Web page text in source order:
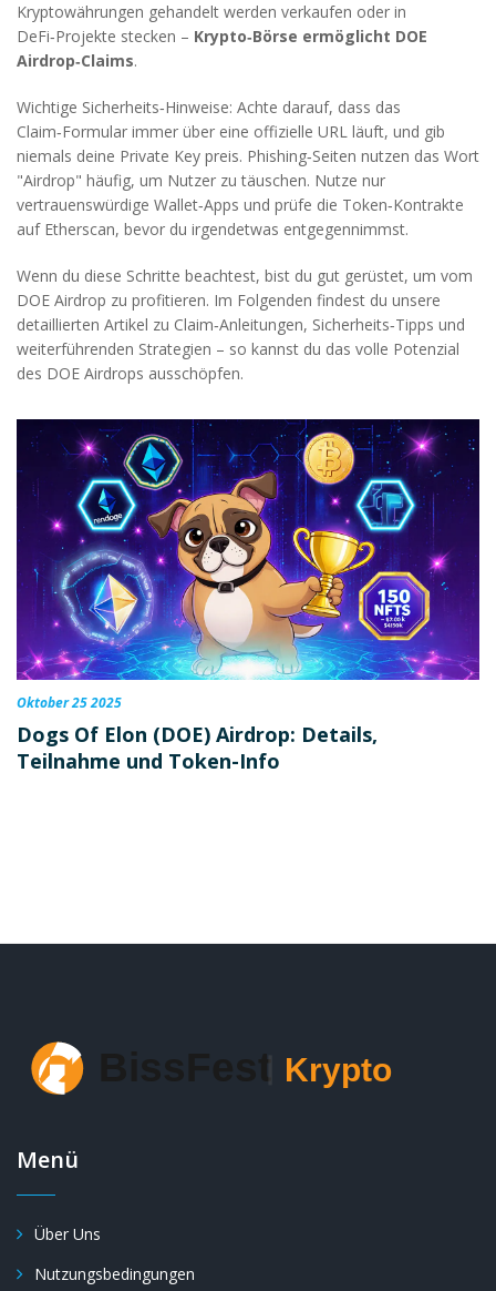
Kryptowährungen gehandelt werden verkaufen oder in
DeFi‑Projekte stecken – Krypto‑Börse ermöglicht DOE
Airdrop‑Claims.
Wichtige Sicherheits‑Hinweise: Achte darauf, dass das
Claim‑Formular immer über eine offizielle URL läuft, und gib
niemals deine Private Key preis. Phishing‑Seiten nutzen das Wort
"Airdrop" häufig, um Nutzer zu täuschen. Nutze nur
vertrauenswürdige Wallet‑Apps und prüfe die Token‑Kontrakte
auf Etherscan, bevor du irgendetwas entgegennimmst.
Wenn du diese Schritte beachtest, bist du gut gerüstet, um vom
DOE Airdrop zu profitieren. Im Folgenden findest du unsere
detaillierten Artikel zu Claim‑Anleitungen, Sicherheits‑Tipps und
weiterführenden Strategien – so kannst du das volle Potenzial
des DOE Airdrops ausschöpfen.
Oktober 25 2025
Dogs Of Elon (DOE) Airdrop: Details,
Teilnahme und Token-Info
Menü
Über Uns
Nutzungsbedingungen